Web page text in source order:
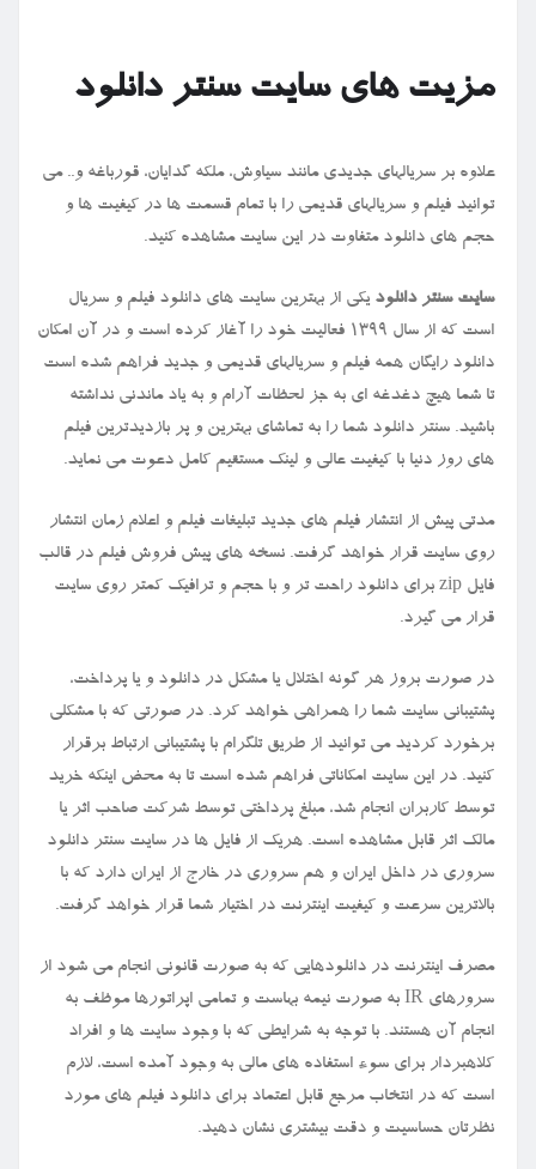
مزیت های سایت سنتر دانلود
علاوه بر سریالهای جدیدی مانند سیاوش، ملکه گدایان، قورباغه و.. می
توانید فیلم و سریالهای قدیمی را با تمام قسمت ها در کیفیت ها و
حجم های دانلود متفاوت در این سایت مشاهده کنید.
سایت سنتر دانلود یکی از بهترین سایت های دانلود فیلم و سریال
است که از سال ۱۳۹۹ فعالیت خود را آغاز کرده است و در آن امکان
دانلود رایگان همه فیلم و سریالهای قدیمی و جدید فراهم شده است
تا شما هیچ دغدغه ای به جز لحظات آرام و به یاد ماندنی نداشته
باشید. سنتر دانلود شما را به تماشای بهترین و پر بازدیدترین فیلم
های روز دنیا با کیفیت عالی و لینک مستقیم کامل دعوت می نماید.
مدتی پیش از انتشار فیلم های جدید تبلیغات فیلم و اعلام زمان انتشار
روی سایت قرار خواهد گرفت. نسخه های پیش فروش فیلم در قالب
فایل zip برای دانلود راحت تر و با حجم و ترافیک کمتر روی سایت
قرار می گیرد.
در صورت بروز هر گونه اختلال یا مشکل در دانلود و یا پرداخت،
پشتیبانی سایت شما را همراهی خواهد کرد. در صورتی که با مشکلی
برخورد کردید می توانید از طریق تلگرام با پشتیبانی ارتباط برقرار
کنید. در این سایت امکاناتی فراهم شده است تا به محض اینکه خرید
توسط کاربران انجام شد، مبلغ پرداختی توسط شرکت صاحب اثر یا
مالک اثر قابل مشاهده است. هریک از فایل ها در سایت سنتر دانلود
سروری در داخل ایران و هم سروری در خارج از ایران دارد که با
بالاترین سرعت و کیفیت اینترنت در اختیار شما قرار خواهد گرفت.
مصرف اینترنت در دانلودهایی که به صورت قانونی انجام می شود از
سرورهای IR به صورت نیمه بهاست و تمامی اپراتورها موظف به
انجام آن هستند. با توجه به شرایطی که با وجود سایت ها و افراد
کلاهبردار برای سوء استفاده های مالی به وجود آمده است، لازم
است که در انتخاب مرجع قابل اعتماد برای دانلود فیلم های مورد
نظرتان حساسیت و دقت بیشتری نشان دهید.